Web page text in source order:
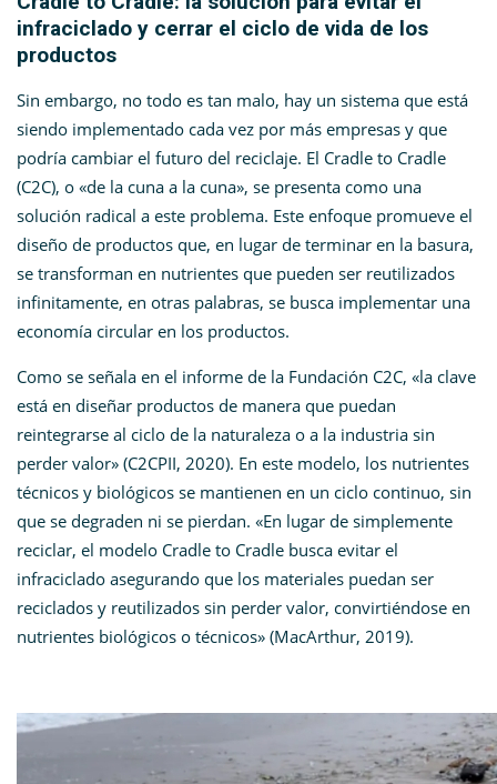
infraciclado y cerrar el ciclo de vida de los
productos
Sin embargo, no todo es tan malo, hay un sistema que está
siendo implementado cada vez por más empresas y que
podría cambiar el futuro del reciclaje. El Cradle to Cradle
(C2C), o «de la cuna a la cuna», se presenta como una
solución radical a este problema. Este enfoque promueve el
diseño de productos que, en lugar de terminar en la basura,
se transforman en nutrientes que pueden ser reutilizados
infinitamente, en otras palabras, se busca implementar una
economía circular en los productos.
Como se señala en el informe de la Fundación C2C, «la clave
está en diseñar productos de manera que puedan
reintegrarse al ciclo de la naturaleza o a la industria sin
perder valor» (C2CPII, 2020)​. En este modelo, los nutrientes
técnicos y biológicos se mantienen en un ciclo continuo, sin
que se degraden ni se pierdan. «En lugar de simplemente
reciclar, el modelo Cradle to Cradle busca evitar el
infraciclado asegurando que los materiales puedan ser
reciclados y reutilizados sin perder valor, convirtiéndose en
nutrientes biológicos o técnicos» (MacArthur, 2019).